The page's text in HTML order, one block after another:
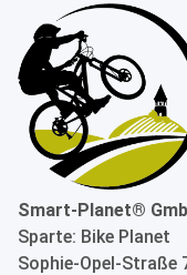
Smart-Planet®
Sparte: Bike Planet
Sophie-Opel-Straße